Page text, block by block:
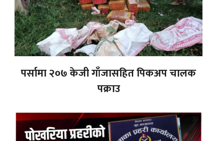
पर्सामा २०७ केजी गाँजासहित पिकअप चालक
पक्राउ